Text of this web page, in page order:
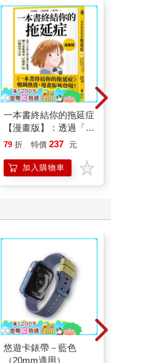
一本書終結你的拖延症
【漫畫版】：透過「小
行動」打開大腦的行動
「行動派」的37個科
學方法
79 折 特價 237 元
加入購物車
悠遊卡錶帶－藍色
（20mm適用）